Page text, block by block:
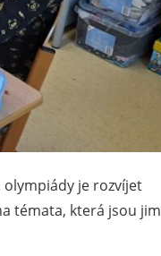
olympiády je rozvíjet
témata, která jsou jim